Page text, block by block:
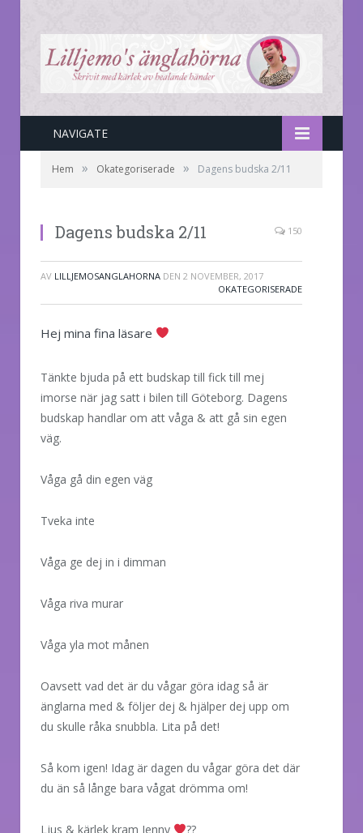
NAVIGATE
Hem » Okategoriserade » Dagens budska 2/11
Dagens budska 2/11 150
AV LILLJEMOSANGLAHORNA DEN 2 NOVEMBER, 2017
OKATEGORISERADE
Hej mina fina läsare
Tänkte bjuda på ett budskap till fick till mej
imorse när jag satt i bilen till Göteborg. Dagens
budskap handlar om att våga & att gå sin egen
väg.
Våga gå din egen väg
Tveka inte
Våga ge dej in i dimman
Våga riva murar
Våga yla mot månen
Oavsett vad det är du vågar göra idag så är
änglarna med & följer dej & hjälper dej upp om
du skulle råka snubbla. Lita på det!
Så kom igen! Idag är dagen du vågar göra det där
du än så långe bara vågat drömma om!
Ljus & kärlek kram Jenny ??